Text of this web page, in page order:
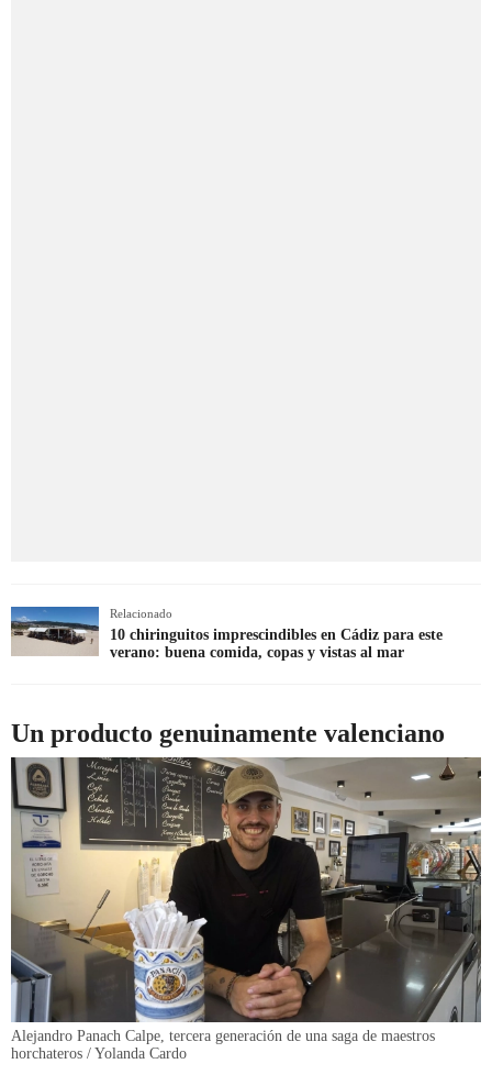
Relacionado
10 chiringuitos imprescindibles en Cádiz para este
verano: buena comida, copas y vistas al mar
Un producto genuinamente valenciano
Alejandro Panach Calpe, tercera generación de una saga de maestros
horchateros / Yolanda Cardo